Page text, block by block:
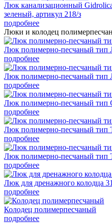
Люк канализационный
зеленый, артикул 218/з
подробнее
Люки и колодец
Люк полимерно-песчаный тип
подробнее
Люк полимерно-песчаный тип
подробнее
Люк полимерно-песчаный тип
подробнее
Люк полимерно-песчаный тип
подробнее
Люк полимерно-песчаный
подробнее
Люк для дренажного колодца
подробнее
Колодец полимерпесчаный
подробнее